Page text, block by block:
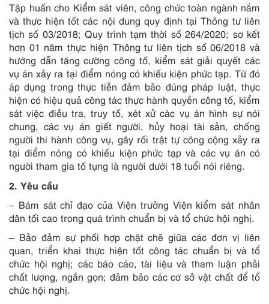
Tập huấn cho Kiểm sát viên, công chức toàn ngành nắm
và thực hiện tốt các nội dung quy định tại Thông tư liên
tịch số 03/2018; Quy trình tạm thời số 264/2020; sơ kết
hơn 01 năm thực hiện Thông tư liên tịch số 06/2018 và
hướng dẫn tăng cường công tố, kiểm sát giải quyết các
vụ án xảy ra tại điểm nóng có khiếu kiện phức tạp. Từ đó
áp dụng trong thực tiễn đảm bảo đúng pháp luật, thực
hiện có hiệu quả công tác thực hành quyền công tố, kiểm
sát việc điều tra, truy tố, xét xử các vụ án hình sự nói
chung, các vụ án giết người, hủy hoại tài sản, chống
người thi hành công vụ, gây rối trật tự công cộng xảy ra
tại điểm nóng có khiếu kiện phức tạp và các vụ án có
người tham gia tố tụng là người dưới 18 tuổi nói riêng.
2. Yêu cầu
– Bám sát chỉ đạo của Viện trưởng Viện kiểm sát nhân
dân tối cao trong quá trình chuẩn bị và tổ chức hội nghị.
– Bảo đảm sự phối hợp chặt chẽ giữa các đơn vị liên
quan, triển khai thực hiện tốt công tác chuẩn bị và tổ
chức hội nghị; các báo cáo, tài liệu và tham luận phải
chất lượng, ngắn gọn; đảm bảo các cơ sở vật chất để tổ
chức hội nghị.